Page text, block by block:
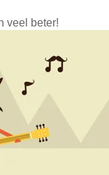
veel beter!